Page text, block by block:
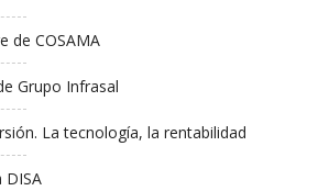
de COSAMA
Grupo Infrasal
La tecnología, la rentabilidad
DISA